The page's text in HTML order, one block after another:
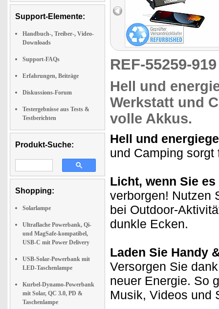
Support-Elemente:
Handbuch-, Treiber-, Video-
Downloads
Support-FAQs
Erfahrungen, Beiträge
Diskussions-Forum
Testergebnisse aus Tests &
Testberichten
Produkt-Suche:
Shopping:
Solarlampe
Ultraflache Powerbank, Qi-
und MagSafe-kompatibel,
USB-C mit Power Delivery
USB-Solar-Powerbank mit
LED-Taschenlampe
Kurbel-Dynamo-Powerbank
mit Solar, QC 3.0, PD &
Taschenlampe
REF-55259-
Hell und
Werkstatt und
volle Akkus.
Hell und
und Camping
Licht, wenn Sie
verborgen! Nutzen
bei Outdoor-
dunkle Ecken.
Laden Sie Handy
Versorgen Sie
neuer Energie. So
Musik, Videos und